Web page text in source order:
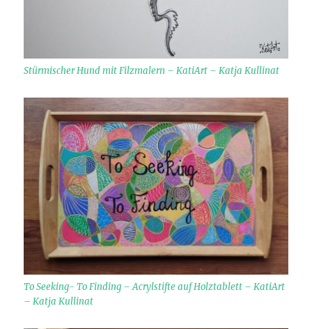
Stürmischer Hund mit Filzmalern – KatiArt – Katja Kullinat
To Seeking- To Finding – Acrylstifte auf Holztablett – KatiArt
– Katja Kullinat